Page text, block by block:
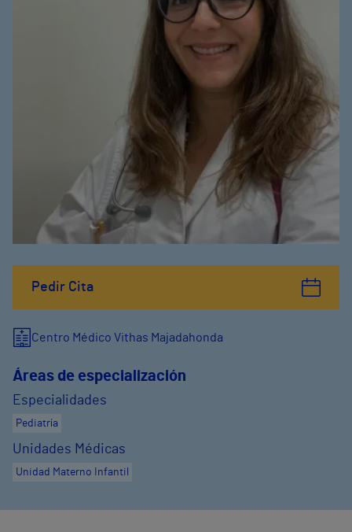
Pedir Cita
Centro Médico Vithas Majadahonda
Áreas de especialización
Especialidades
Pediatría
Unidades Médicas
Unidad Materno Infantil